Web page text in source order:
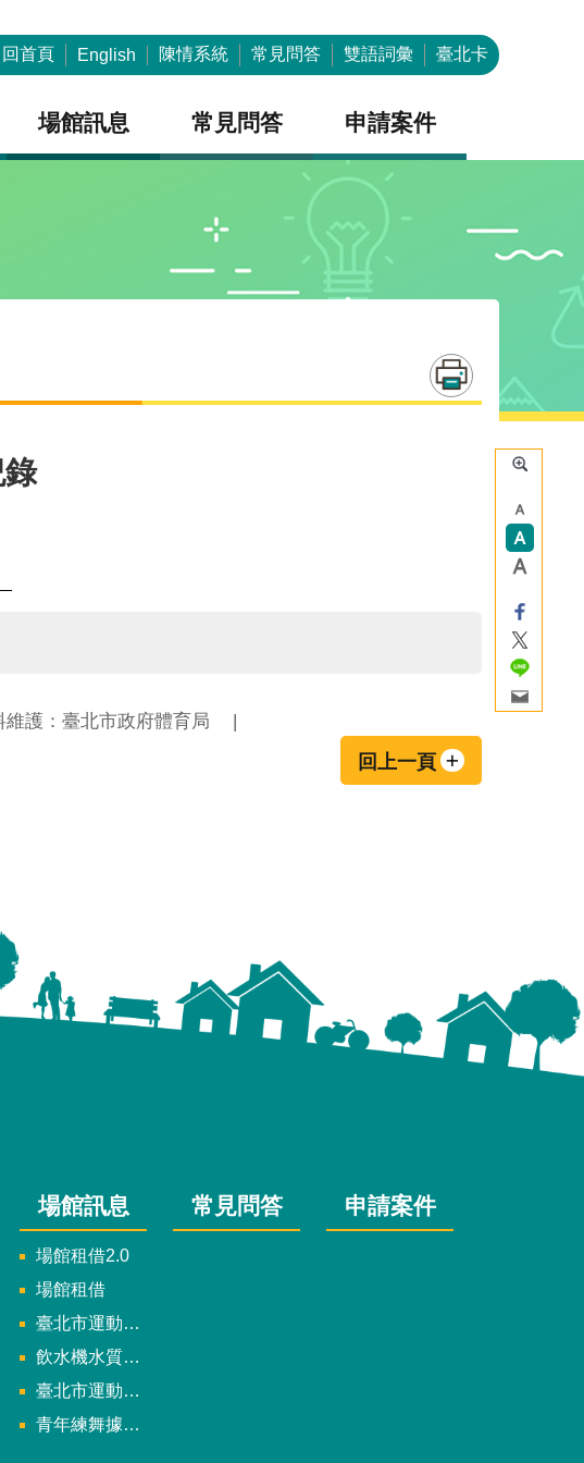
回首頁 English 陳情系統 常見問答 雙語詞彙 臺北卡
場館訊息 常見問答 申請案件
維護：臺北市政府體育局
回上一頁
場館訊息
場館租借2.0
場館租借
臺北市運動中心
飲水機水質檢驗報告
臺北市運動中心預約系統
青年練舞據點地圖
常見問答 申請案件